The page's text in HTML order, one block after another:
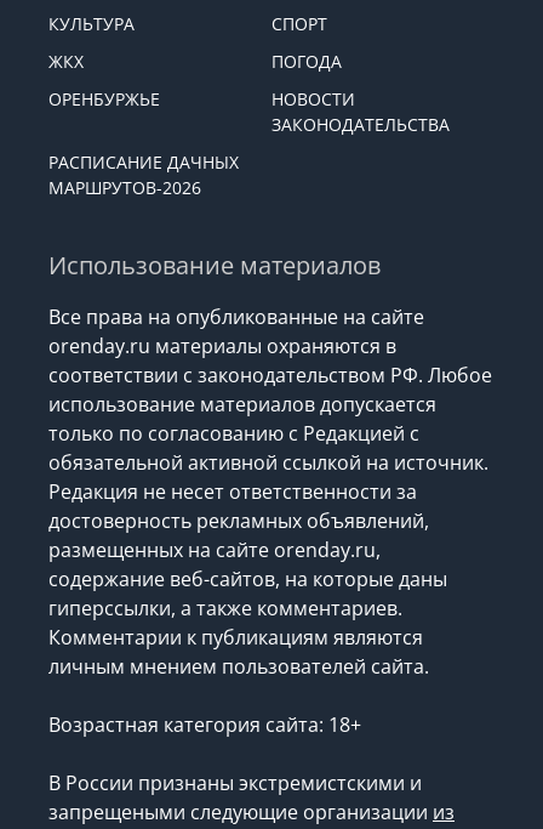
КУЛЬТУРА
СПОРТ
ЖКХ
ПОГОДА
ОРЕНБУРЖЬЕ
НОВОСТИ
ЗАКОНОДАТЕЛЬСТВА
РАСПИСАНИЕ ДАЧНЫХ
МАРШРУТОВ-2026
Использование материалов
Все права на опубликованные на сайте
orenday.ru материалы охраняются в
соответствии с законодательством РФ. Любое
использование материалов допускается
только по согласованию с Редакцией с
обязательной активной ссылкой на источник.
Редакция не несет ответственности за
достоверность рекламных объявлений,
размещенных на сайте orenday.ru,
содержание веб-сайтов, на которые даны
гиперссылки, а также комментариев.
Комментарии к публикациям являются
личным мнением пользователей сайта.
Возрастная категория сайта: 18+
В России признаны экстремистскими и
запрещеными следующие организации из